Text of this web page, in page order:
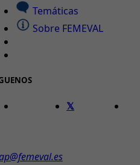
Temáticas
Sobre FEMEVAL